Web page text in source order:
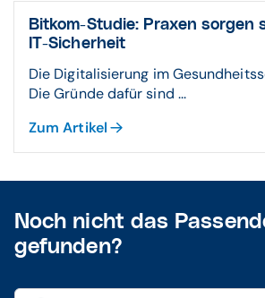
Bitkom-Studie: Praxen sorgen
IT-Sicherheit
Die Digitalisierung im
Die Gründe dafür sind ...
Zum Artikel
Noch nicht das
gefunden?